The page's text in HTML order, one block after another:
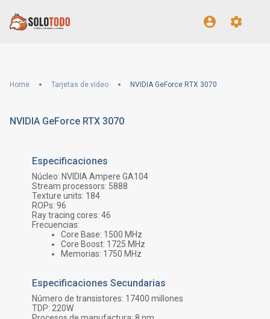
Home Tarjetas de video NVIDIA GeForce RTX 3070
NVIDIA GeForce RTX 3070
Especificaciones
Núcleo: NVIDIA Ampere GA104
Stream processors: 5888
Texture units: 184
ROPs: 96
Ray tracing cores: 46
Frecuencias:
Core Base: 1500 MHz
Core Boost: 1725 MHz
Memorias: 1750 MHz
Especificaciones Secundarias
Número de transistores: 17400 millones
TDP: 220W